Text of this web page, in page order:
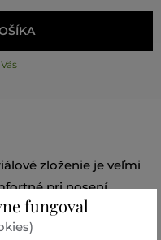
zloženie je veľmi
pri nosení.
robí zo šálu
zimných
fungoval